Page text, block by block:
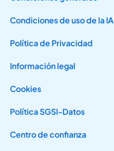
Condiciones de uso de la IA
Política de Privacidad
Información legal
Cookies
Política SGSI-Datos
Centro de confianza